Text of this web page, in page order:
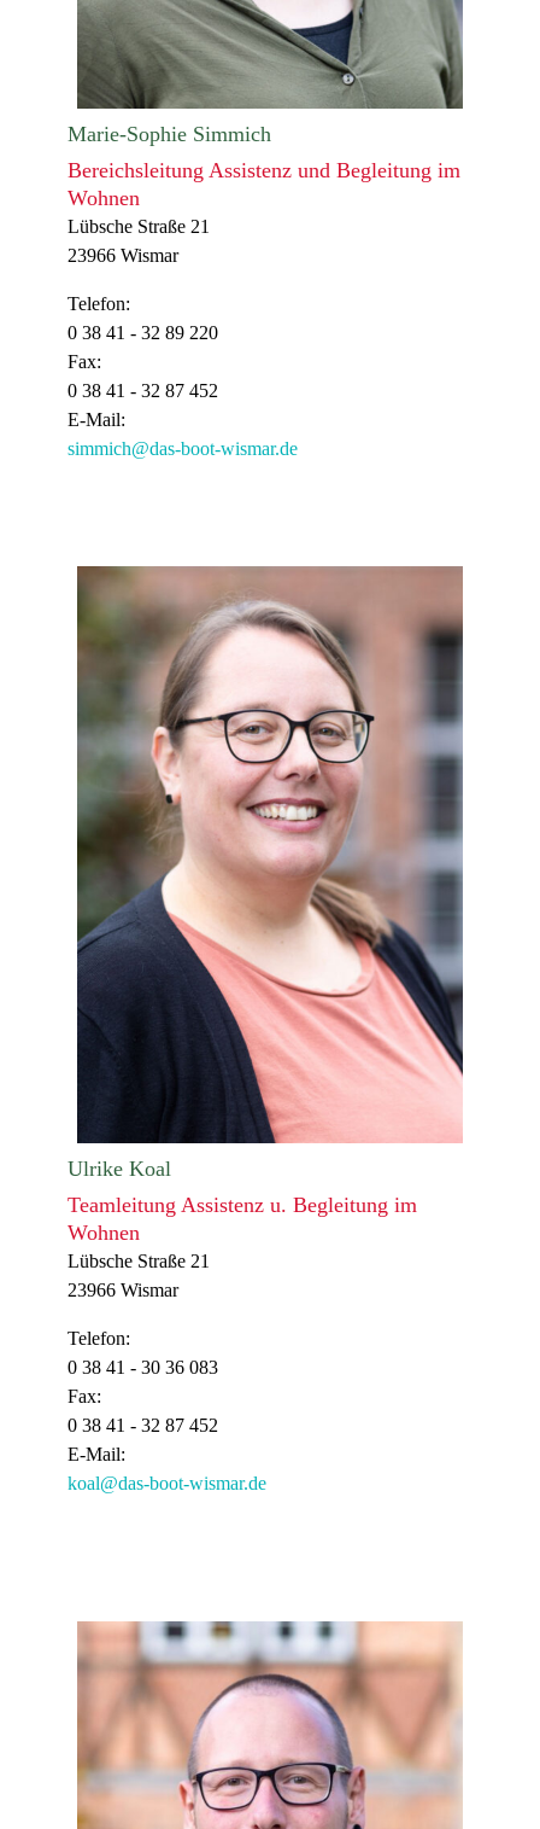
Marie-Sophie Simmich
Bereichsleitung Assistenz und Begleitung im
Wohnen
Lübsche Straße 21
23966 Wismar
Telefon:
0 38 41 - 32 89 220
Fax:
0 38 41 - 32 87 452
E-Mail:
simmich@das-boot-wismar.de
Ulrike Koal
Teamleitung Assistenz u. Begleitung im
Wohnen
Lübsche Straße 21
23966 Wismar
Telefon:
0 38 41 - 30 36 083
Fax:
0 38 41 - 32 87 452
E-Mail:
koal@das-boot-wismar.de